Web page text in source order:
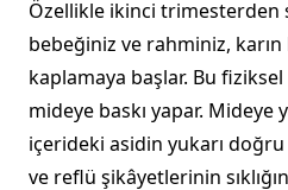
Özellikle ikinci trimesterden
bebeğiniz ve rahminiz,
kaplamaya başlar. Bu
mideye baskı yapar. Mideye
içerideki asidin yukarı
ve reflü şikâyetlerinin